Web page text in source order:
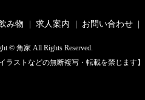
み物 求人案内 お問い合わせ
© 角家 All Rights Reserved.
ラストなどの無断複写・転載を禁じます】